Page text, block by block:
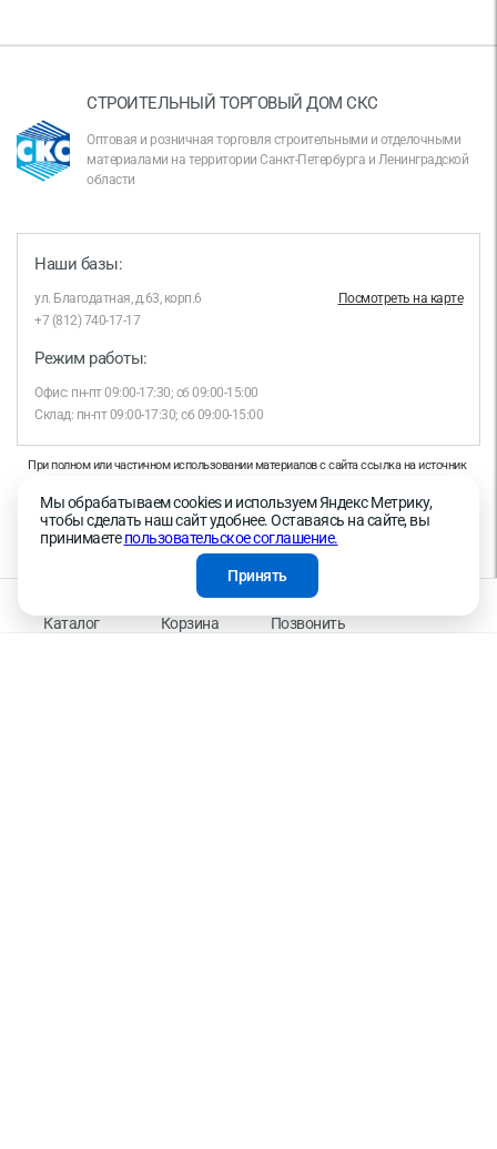
Каталог Корзина Позвонить
СТРОИТЕЛЬНЫЙ ТОРГОВЫЙ ДОМ СКС
Оптовая и розничная торговля строительными и отделочными
материалами на территории Санкт-Петербурга и Ленинградской
области
Наши базы:
ул. Благодатная, д.63, корп.6
Посмотреть на карте
+7 (812) 740-17-17
Режим работы:
Офис: пн-пт 09:00-17:30; сб 09:00-15:00
Склад: пн-пт 09:00-17:30; сб 09:00-15:00
При полном или частичном использовании материалов с сайта ссылка на источник
Продолжая работу с сайтом, вы даете согласие на использование сайтом cookies и
на обработку персональных данных в целях функционирования сайта, проведения
ретаргетинга, статистических исследований, улучшения сервиса и предоставления
релевантной рекламной информации на основе ваших предпочтений и интересов.
На информационном ресурсе применяются рекомендательные технологии —
Правила применения рекомендательных технологий
Мы обрабатываем cookies и используем Яндекс Метрику,
чтобы сделать наш сайт удобнее. Оставаясь на сайте, вы
принимаетепользовательское соглашение.
Принять